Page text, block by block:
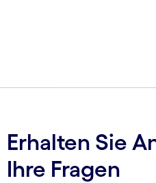
Erhalten Sie
Ihre Fragen